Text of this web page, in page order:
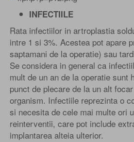
INFECTIILE
Rata infectiilor in artroplastia
intre 1 si 3%. Acestea pot apare
saptamani de la operatie) sau
Se considera in general ca
mult de un an de la operatie sunt
punct de plecare de la un alt
organism. Infectiile reprezinta o
si necesita de cele mai multe ori
reinterventii, care pot include
implantarea alteia ulterior.